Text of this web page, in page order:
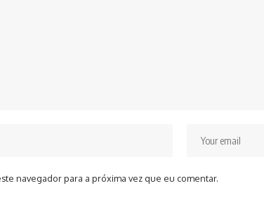
navegador para a próxima vez que eu comentar.